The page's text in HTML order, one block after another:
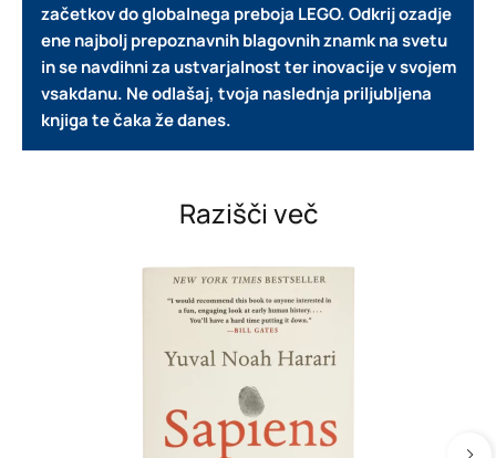
začetkov do globalnega preboja LEGO.Odkrij ozadje
ene najbolj prepoznavnih blagovnih znamk na svetu
in se navdihni za ustvarjalnost ter inovacije v svojem
vsakdanu. Ne odlašaj, tvoja naslednja priljubljena
knjiga te čaka že danes.
Razišči več